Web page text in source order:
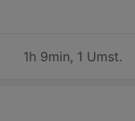
1h 9min, 1 Umst.